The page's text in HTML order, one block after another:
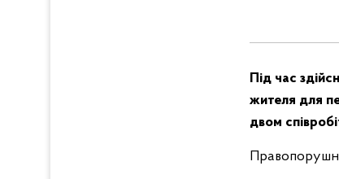
Під час
жителя для
двом